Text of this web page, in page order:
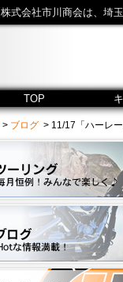
株式会社市川商会は、埼
TOP
> ブログ > 11/17「ハーレ